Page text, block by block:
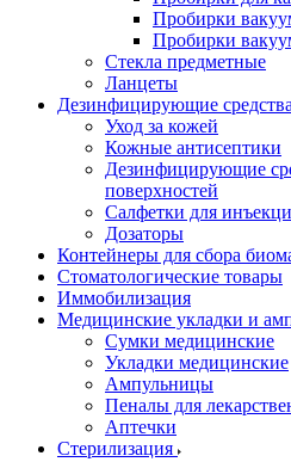
Пробирки
Пробирки
Стекла предметные
Ланцеты
Дезинфицирующие средства
Уход за кожей
Кожные антисептики
Дезинфицирующие
поверхностей
Салфетки для
Дозаторы
Контейнеры для сбора
Стоматологические товары
Иммобилизация
Медицинские укладки и
Сумки медицинские
Укладки медицинские
Ампульницы
Пеналы для
Аптечки
Стерилизация